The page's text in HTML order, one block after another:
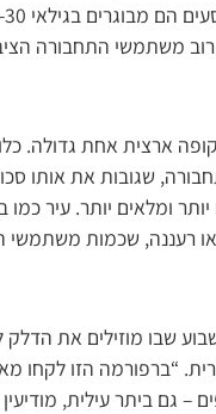
התחתונה: רוב משתמשי
ארצית אחת גדולה.
שגובות את אותו
ומלאים יותר. עיר כמו
את תל אביב או רעננה,
שבו מוזילים את
“ברפורמה הזו לקחו
גם ביתר עילית, מודיעין